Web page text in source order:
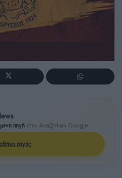
πηγή στην Αναζήτηση Google
πηγής